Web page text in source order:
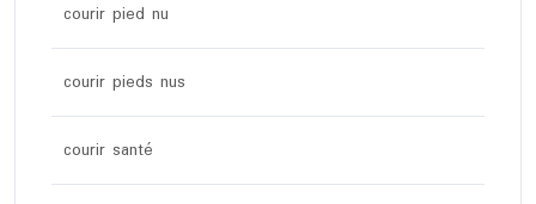
courir pied nu
courir pieds nus
courir santé